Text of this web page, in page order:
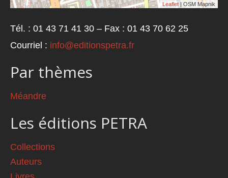
Leaflet | OSM Mapnik
Tél. : 01 43 71 41 30 – Fax : 01 43 70 62 25
Courriel : info@editionspetra.fr
Par thèmes
Méandre
Les éditions PETRA
Collections
Auteurs